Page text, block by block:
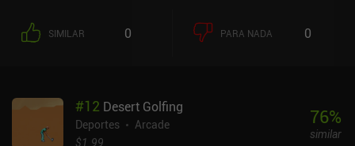
SIMILAR 0 PARA NADA 0
#12 Desert Golfing
Deportes
Arcade
$1.99
76%
similar